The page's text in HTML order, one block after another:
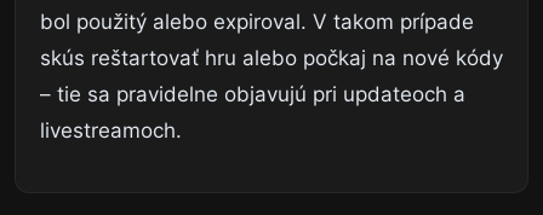
bol použitý alebo expiroval. V takom prípade
skús reštartovať hru alebo počkaj na nové kódy
– tie sa pravidelne objavujú pri updateoch a
livestreamoch.